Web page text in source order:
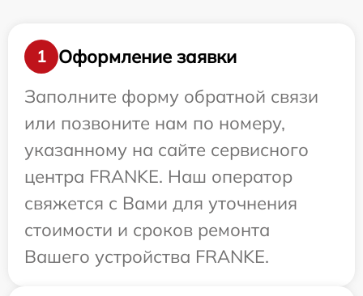
1
Оформление заявки
Заполните форму обратной связи
или позвоните нам по номеру,
указанному на сайте сервисного
центра FRANKE. Наш оператор
свяжется с Вами для уточнения
стоимости и сроков ремонта
Вашего устройства FRANKE.